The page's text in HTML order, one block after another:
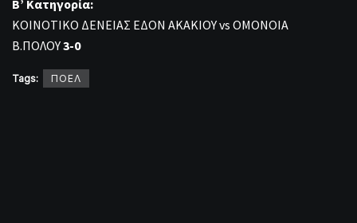
Β’ Κατηγορία:
ΚΟΙΝΟΤΙΚΟ ΔΕΝΕΙΑΣ ΕΔΟΝ ΑΚΑΚΙΟΥ vs ΟΜΟΝΟΙΑ
Β.ΠΟΛΟΥ3-0
Tags: ΠΟΕΛ